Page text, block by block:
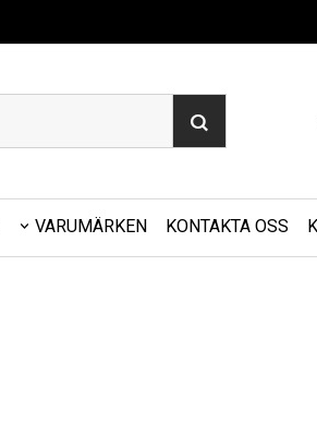
VARUMÄRKEN KONTAKTA OSS